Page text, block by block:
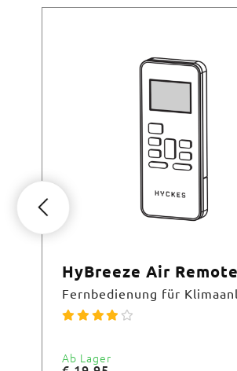
HyBreeze Air Remote
Fernbedienung für
Ab Lager